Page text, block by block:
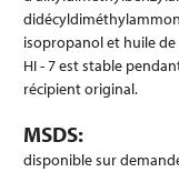
isopropanol et huile de
HI - 7 est stable
récipient original.
MSDS:
disponible sur